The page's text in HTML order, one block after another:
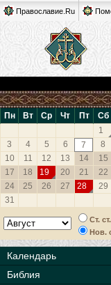
Православие.Ru
Пн Вт Ср Чт Пт Сб
1
3
4 5 6 7 8
10
11 12 13 14 15
17
18 19 20 21 22
24
25 26 27 28 29
31
Ст. ст.
Нов.
Календарь
Библия